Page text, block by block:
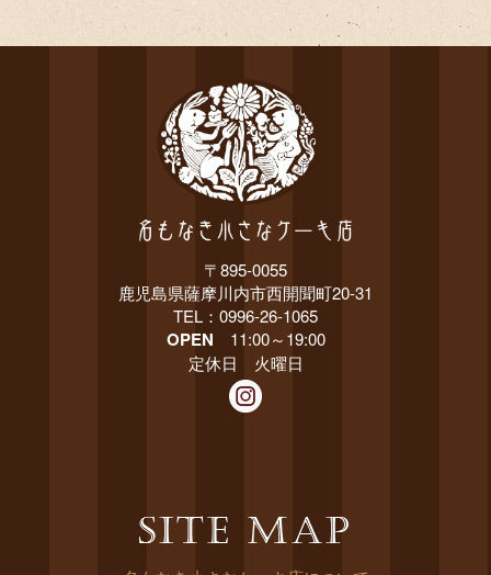
〒895-0055
鹿児島県薩摩川内市西開聞町20-31
TEL：0996-26-1065
OPEN 11:00～19:00
定休日 火曜日